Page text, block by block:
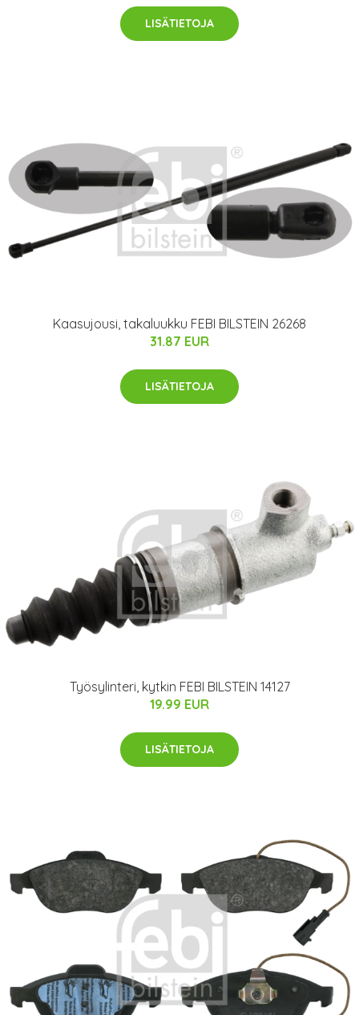
LISÄTIETOJA
Kaasujousi, takaluukku FEBI BILSTEIN 26268
31.87 EUR
LISÄTIETOJA
Työsylinteri, kytkin FEBI BILSTEIN 14127
19.99 EUR
LISÄTIETOJA